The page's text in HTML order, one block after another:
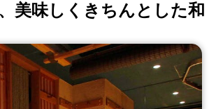
美味しくきちんとした和